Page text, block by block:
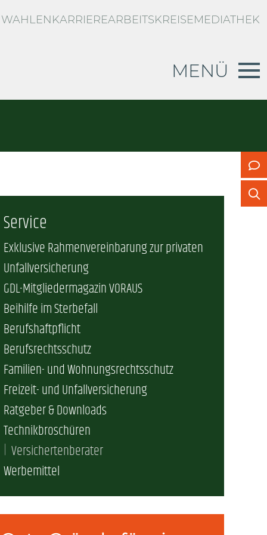
WAHLENKARRIEREARBEITSKREISEMEDIATHEK
MENÜ
(DB AG)
als nur Plus (DB AG)
Service
Exklusive Rahmenvereinbarung zur privaten
Unfallversicherung
GDL-Mitgliedermagazin VORAUS
Beihilfe im Sterbefall
Berufshaftpflicht
Berufsrechtsschutz
Familien- und Wohnungsrechtsschutz
Freizeit- und Unfallversicherung
Ratgeber & Downloads
Technikbroschüren
Versichertenberater
Werbemittel